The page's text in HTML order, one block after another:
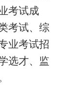
考试成
考试、综
业考试招
选才、监